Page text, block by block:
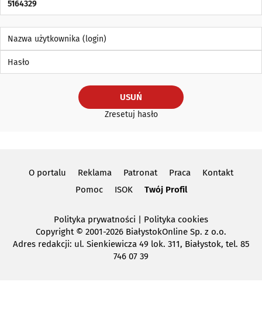
USUŃ
Zresetuj hasło
O portalu Reklama Patronat Praca
Kontakt
Pomoc
ISOK Twój Profil
Polityka prywatności
Polityka cookies
Copyright© 2001-2026 BiałystokOnline Sp. z o.o.
Adres redakcji: ul. Sienkiewicza 49 lok. 311, Białystok, tel. 85
746 07 39